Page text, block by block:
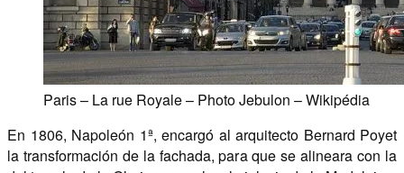
Paris – La rue Royale – Photo Jebulon – Wikipédia
En 1806, Napoleón 1ª, encargó al arquitecto Bernard Poyet
la transformación de la fachada, para que se alineara con la